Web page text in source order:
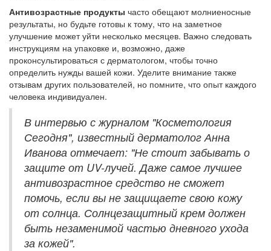
Антивозрастные продукты часто обещают молниеносные
результаты, но будьте готовы к тому, что на заметное
улучшение может уйти несколько месяцев. Важно следовать
инструкциям на упаковке и, возможно, даже
проконсультироваться с дерматологом, чтобы точно
определить нужды вашей кожи. Уделите внимание также
отзывам других пользователей, но помните, что опыт каждого
человека индивидуален.
В интервью с журналом "Косметология
Сегодня", известный дерматолог Анна
Иванова отмечает: "Не стоит забывать о
защите от UV-лучей. Даже самое лучшее
антивозрастное средство не сможет
помочь, если вы не защищаете свою кожу
от солнца. Солнцезащитный крем должен
быть незаменимой частью дневного ухода
за кожей".